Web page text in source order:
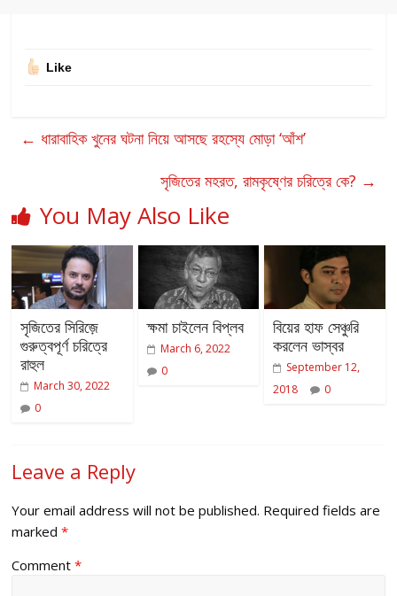
Like
← ধারাবাহিক খুনের ঘটনা নিয়ে আসছে রহস্যে মোড়া ‘আঁশ’
সৃজিতের মহরত, রামকৃষ্ণের চরিত্রে কে? →
You May Also Like
সৃজিতের সিরিজ়ে
গুরুত্বপূর্ণ চরিত্রে
রাহুল
March 30, 2022
0
ক্ষমা চাইলেন বিপ্লব
March 6, 2022
0
বিয়ের হাফ সেঞ্চুরি
করলেন ভাস্বর
September 12,
2018
0
Leave a Reply
Your email address will not be published. Required fields are
marked*
Comment*